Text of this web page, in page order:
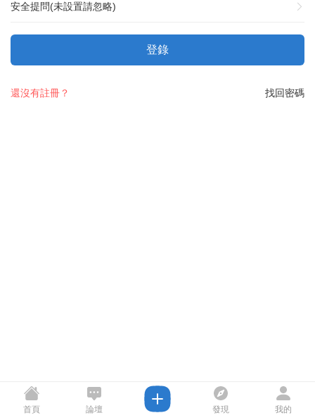
安全提問(未設置請忽略)
登錄
找回密碼
還沒有註冊？
首頁 論壇 發現 我的